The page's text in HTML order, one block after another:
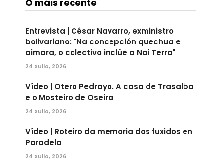
O máis recente
Entrevista | César Navarro, exministro
bolivariano: "Na concepción quechua e
aimara, o colectivo inclúe a Nai Terra"
24 Xullo, 2026
Vídeo | Otero Pedrayo. A casa de Trasalba
e o Mosteiro de Oseira
24 Xullo, 2026
Vídeo | Roteiro da memoria dos fuxidos en
Paradela
24 Xullo, 2026